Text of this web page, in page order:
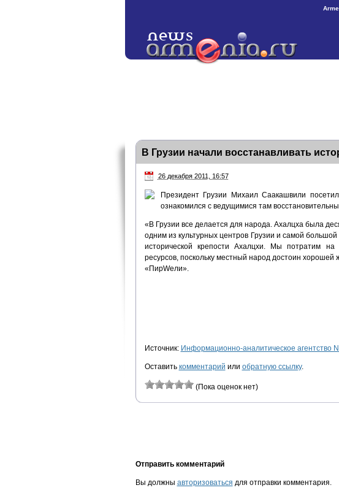
В Грузии начали восстанавливать
26 декабря 2011, 16:57
Президент Грузии Михаил Саакашвили
ознакомился с ведущимися там
«В Грузии все делается для народа. Ахалцха была
одним из культурных центров Грузии и самой
исторической крепости Ахалцхи. Мы потратим на
ресурсов, поскольку местный народ достоин
«ПирWели».
Источник: Информационно-аналитическое агентство
Оставить комментарий или обратную ссылку.
(Пока оценок нет)
Отправить комментарий
Вы должны авторизоваться для отправки комментария.